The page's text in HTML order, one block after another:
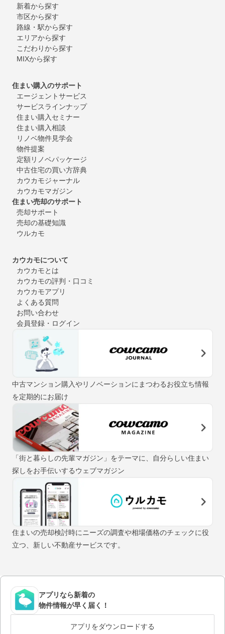
新着から探す
市区から探す
路線・駅から探す
エリアから探す
こだわりから探す
MIXから探す
住まい購入のサポート
エージェントサービス
サービスラインナップ
住まい購入セミナー
住まい購入相談
リノベ物件見学会
物件提案
定額リノベパッケージ
中古住宅の買い方辞典
カウカモジャーナル
カウカモマガジン
住まい売却のサポート
売却サポート
売却の基礎知識
ウルカモ
カウカモについて
カウカモとは
カウカモの評判・口コミ
カウカモアプリ
よくある質問
お問い合わせ
会員登録・ログイン
中古マンション購入やリノベーションにまつわるお役立ち情報
を定期的にお届け
「街と暮らしの先輩マガジン」をテーマに、自分らしい住まい
探しをお手伝いするウェブマガジン
住まいの売却検討時にニーズの調査や相場価格のチェックに役
立つ、新しい不動産サービスです。
アプリなら新着の
物件情報が早く届く！
アプリをダウンロードする